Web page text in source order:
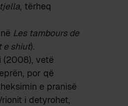
, tërheq
Les tambours de
e shiut).
vetë
por që
e pranisë
i detyrohet,